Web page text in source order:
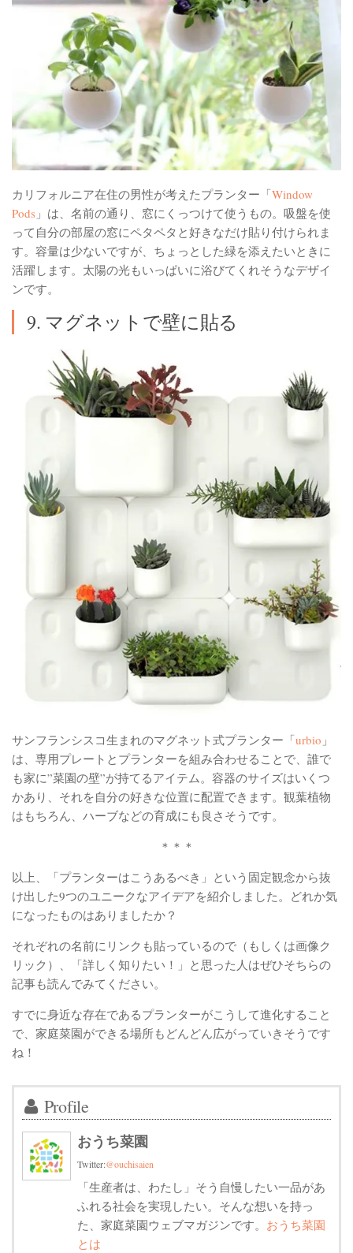
カリフォルニア在住の男性が考えたプランター「Window
Pods 」は、名前の通り、窓にくっつけて使うもの。吸盤を使
って自分の部屋の窓にペタペタと好きなだけ貼り付けられま
す。容量は少ないですが、ちょっとした緑を添えたいときに
活躍します。太陽の光もいっぱいに浴びてくれそうなデザイ
ンです。
9. マグネットで壁に貼る
サンフランシスコ生まれのマグネット式プランター「urbio 」
は、専用プレートとプランターを組み合わせることで、誰で
も家に”菜園の壁”が持てるアイテム。容器のサイズはいくつ
かあり、それを自分の好きな位置に配置できます。観葉植物
はもちろん、ハーブなどの育成にも良さそうです。
＊＊＊
以上、「プランターはこうあるべき」という固定観念から抜
け出した9つのユニークなアイデアを紹介しました。どれか気
になったものはありましたか？
それぞれの名前にリンクも貼っているので（もしくは画像ク
リック）、「詳しく知りたい！」と思った人はぜひそちらの
記事も読んでみてください。
すでに身近な存在であるプランターがこうして進化すること
で、家庭菜園ができる場所もどんどん広がっていきそうです
ね！
Profile
おうち菜園
Twitter:@ouchisaien
「生産者は、わたし」そう自慢したい一品があ
ふれる社会を実現したい。そんな想いを持っ
た、家庭菜園ウェブマガジンです。 おうち菜園
とは